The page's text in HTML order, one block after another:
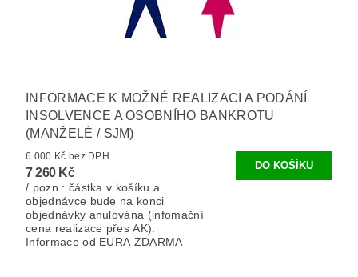
INFORMACE K MOŽNÉ REALIZACI A PODÁNÍ
INSOLVENCE A OSOBNÍHO BANKROTU
(MANŽELÉ / SJM)
6 000 Kč bez DPH
7 260 Kč
/ pozn.: částka v košíku a
objednávce bude na konci
objednávky anulována (infomační
cena realizace přes AK).
Informace od EURA ZDARMA